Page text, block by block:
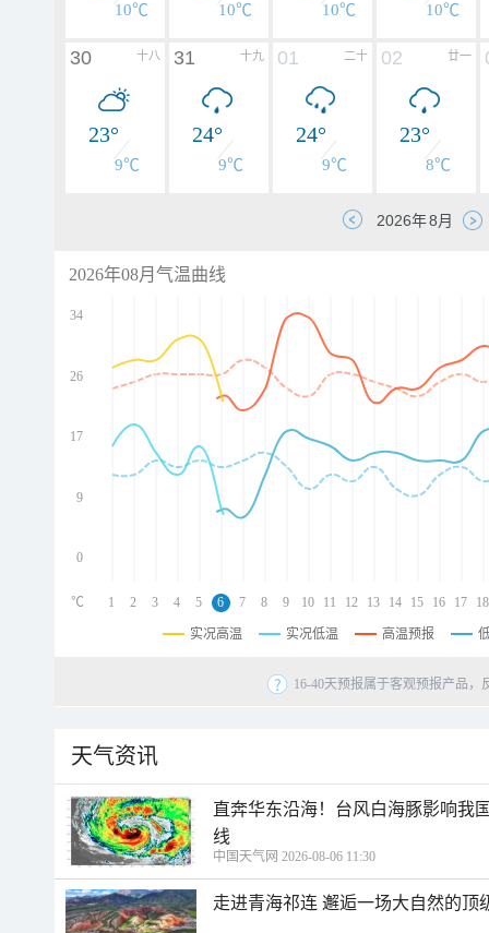
10℃ 10℃ 10℃ 10℃
十八
30
23°
9℃
十九
31
24°
9℃
二十
01
24°
9℃
廿一
02
23°
8℃
2026年08月气温曲线
34
26
17
9
0
1 2 3 4 5 6 7 8 9 10 11 12 13 14 15 16 17 18
℃
实况高温 实况低温 高温预报
16-40天预报属于客观预报产品
天气资讯
直奔华东沿海！台风白海豚影响我
线
中国天气网 2026-08-06 11:30
走进青海祁连 邂逅一场大自然的顶